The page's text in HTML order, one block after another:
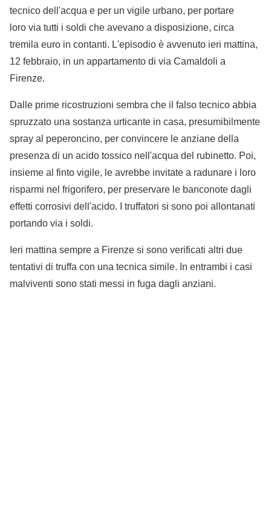
tecnico dell'acqua e per un vigile urbano, per portare
loro via tutti i soldi che avevano a disposizione, circa
tremila euro in contanti. L'episodio è avvenuto ieri mattina,
12 febbraio, in un appartamento di via Camaldoli a
Firenze.
Dalle prime ricostruzioni sembra che il falso tecnico abbia
spruzzato una sostanza urticante in casa, presumibilmente
spray al peperoncino, per convincere le anziane della
presenza di un acido tossico nell'acqua del rubinetto. Poi,
insieme al finto vigile, le avrebbe invitate a radunare i loro
risparmi nel frigorifero, per preservare le banconote dagli
effetti corrosivi dell'acido. I truffatori si sono poi allontanati
portando via i soldi.
Ieri mattina sempre a Firenze si sono verificati altri due
tentativi di truffa con una tecnica simile. In entrambi i casi
malviventi sono stati messi in fuga dagli anziani.